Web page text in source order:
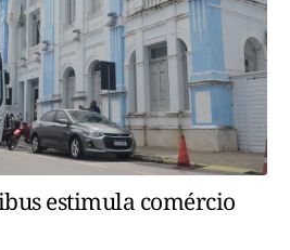
estimula comércio